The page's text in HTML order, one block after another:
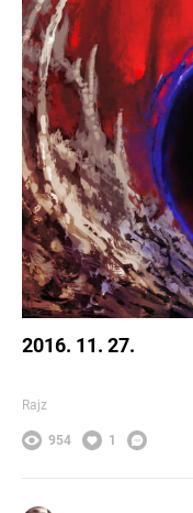
2016. 11. 27.
Rajz
954 1